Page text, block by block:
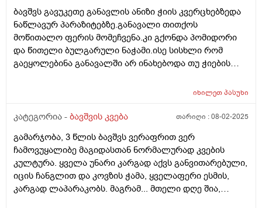
კვებიდან დილის კვებამდე? გმადლობᲗ
ბავშვს გავუკეთე განავლის ანიზი ჭიის კვერცხებზედა
ნაწლავურ პარაზიტებზე.განავალი თითქოს
მოწითალო ფერის მომეჩვენა.კი გქონდა პომიდორი
და წითელი ბულგარული ნაჭამი.ისე სისხლი რომ
გაეყოლებინა განავალში არ ინახებოდა თუ ჭიების
იხილეთპასუხი
კატეგორია - ბავშვის კვება თარიღი :08-02-2025
გამარჯობა, 3 წლის ბავშვს ვერაფრით ვერ
ჩამოვუყალიბე მაგიდასთან ნორმალურად კვების
კულტურა. ყველა უნარი კარგად აქვს განვითარებული,
იცის ჩანგლით და კოვზის ჭამა, ყველაფერი ესმის,
კარგად ლაპარაკობს. მაგრამ... მთელი დღე შია,